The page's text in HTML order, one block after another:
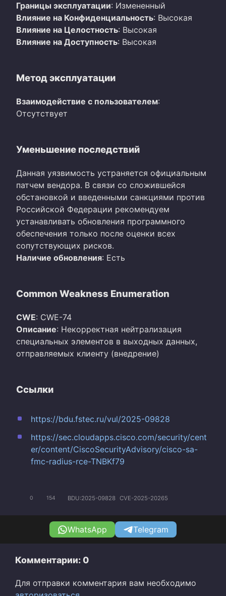
Границы эксплуатации: Измененный
Влияние на Конфиденциальность: Высокая
Влияние на Целостность: Высокая
Влияние на Доступность: Высокая
Метод эксплуатации
Взаимодействие с пользователем:
Отсутствует
Уменьшение последствий
Данная уязвимость устраняется официальным
патчем вендора. В связи со сложившейся
обстановкой и введенными санкциями против
Российской Федерации рекомендуем
устанавливать обновления программного
обеспечения только после оценки всех
сопутствующих рисков.
Наличие обновления: Есть
Common Weakness Enumeration
CWE: CWE-74
Описание: Некорректная нейтрализация
специальных элементов в выходных данных,
отправляемых клиенту (внедрение)
Ссылки
https://bdu.fstec.ru/vul/2025-09828
https://sec.cloudapps.cisco.com/security/cent
er/content/CiscoSecurityAdvisory/cisco-sa-
fmc-radius-rce-TNBKf79
0 154 BDU:2025-09828 CVE-2025-20265
WhatsApp Telegram
Комментарии: 0
Для отправки комментария вам необходимо